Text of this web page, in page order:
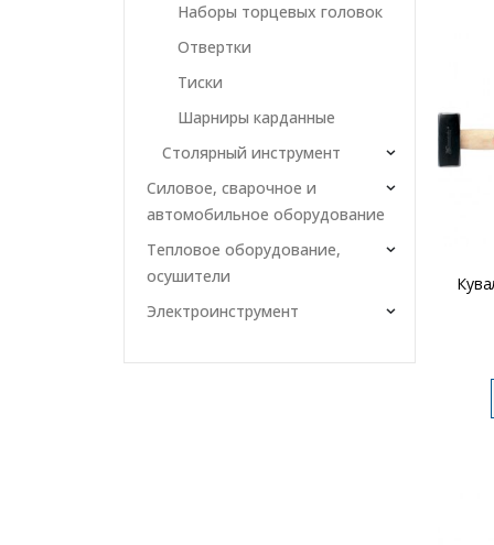
Наборы торцевых головок
Отвертки
Тиски
Шарниры карданные
Столярный инструмент
Силовое, сварочное и
автомобильное оборудование
Тепловое оборудование,
осушители
Электроинструмент